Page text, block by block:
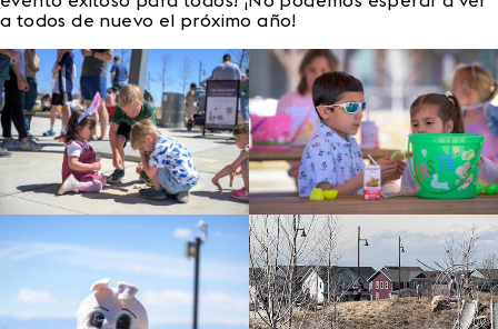
a todos de nuevo el próximo año!